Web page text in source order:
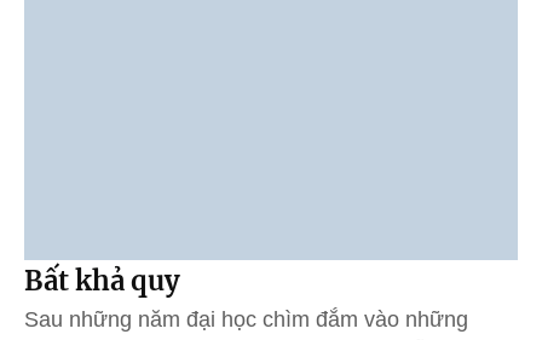
Bất khả quy
Sau những năm đại học chìm đắm vào những